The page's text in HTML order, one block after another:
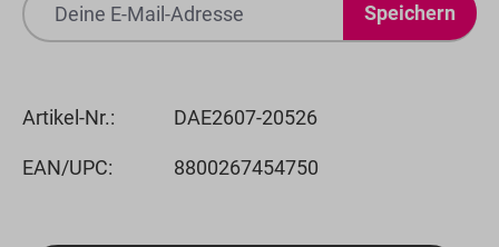
Speichern
Artikel-Nr.: DAE2607-20526
EAN/UPC: 8800267454750